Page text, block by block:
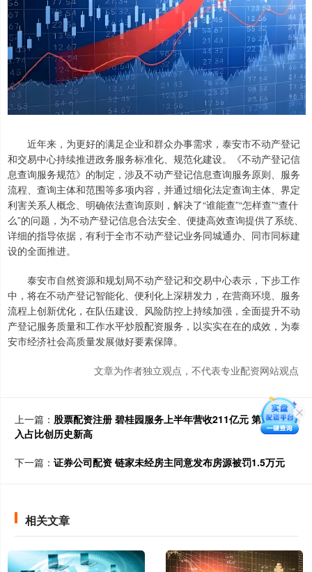
近年来，为更好的满足企业和群众办事需求，泰安市不动产登记
和交易中心持续推进政务服务标准化、规范化建设。《不动产登记信
息查询服务规范》的制定，涉及不动产登记信息查询服务原则、服务
流程、查询主体和范围等多项内容，并通过细化法定查询主体、界定
利害关系人概念、明确依法查询原则，解决了“谁能查”“怎样查”“查什
么”的问题，为不动产登记信息合法安全、便捷高效查询提供了系统、
详细的指导依据，有利于全市不动产登记业务同城通办、同市同标建
设的全面推进。
泰安市自然资源和规划局不动产登记和交易中心表示，下步工作
中，将在不动产登记智能化、便利化上深耕发力，在营商环境、服务
流程上创新优化，在队伍建设、风险防控上持续加强，全面提升不动
产登记服务质量和工作水平炒股配资服务，以实实在在的成效，为泰
安市经济社会高质量发展做好要素保障。
文章为作者独立观点，不代表专业配资网站观点
上一篇： 股票配资注册 碧桂园服务上半年营收211亿元 第三方收
入占比创历史新高
下一篇： 证券公司配资 链家未经房主同意发布房源被罚1.5万元
相关文章